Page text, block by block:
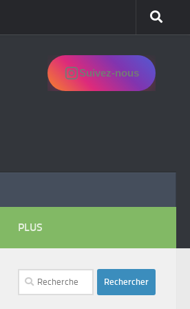
Suivez-nous
PLUS
Rechercher :